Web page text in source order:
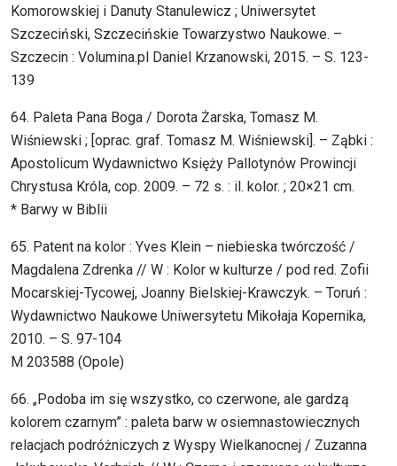
Komorowskiej i Danuty Stanulewicz ; Uniwersytet
Szczeciński, Szczecińskie Towarzystwo Naukowe. –
Szczecin : Volumina.pl Daniel Krzanowski, 2015. – S. 123-
139
64. Paleta Pana Boga / Dorota Żarska, Tomasz M.
Wiśniewski ; [oprac. graf. Tomasz M. Wiśniewski]. – Ząbki :
Apostolicum Wydawnictwo Księży Pallotynów Prowincji
Chrystusa Króla, cop. 2009. – 72 s. : il. kolor. ; 20×21 cm.
* Barwy w Biblii
65. Patent na kolor : Yves Klein – niebieska twórczość /
Magdalena Zdrenka // W : Kolor w kulturze / pod red. Zofii
Mocarskiej-Tycowej, Joanny Bielskiej-Krawczyk. – Toruń :
Wydawnictwo Naukowe Uniwersytetu Mikołaja Kopernika,
2010. – S. 97-104
M 203588 (Opole)
66. „Podoba im się wszystko, co czerwone, ale gardzą
kolorem czarnym” : paleta barw w osiemnastowiecznych
relacjach podróżniczych z Wyspy Wielkanocnej / Zuzanna